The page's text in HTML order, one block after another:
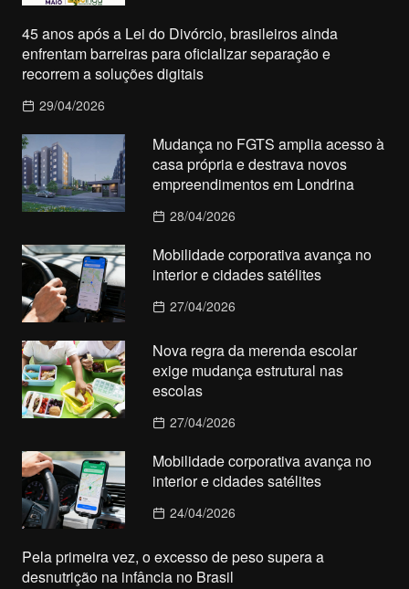
45 anos após a Lei do Divórcio, brasileiros ainda
enfrentam barreiras para oficializar separação e
recorrem a soluções digitais
29/04/2026
Mudança no FGTS amplia acesso à
casa própria e destrava novos
empreendimentos em Londrina
28/04/2026
Mobilidade corporativa avança no
interior e cidades satélites
27/04/2026
Nova regra da merenda escolar
exige mudança estrutural nas
escolas
27/04/2026
Mobilidade corporativa avança no
interior e cidades satélites
24/04/2026
Pela primeira vez, o excesso de peso supera a
desnutrição na infância no Brasil